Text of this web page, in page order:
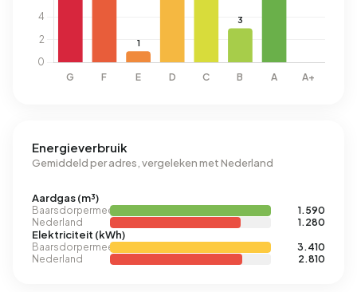
Energieverbruik
Gemiddeld per adres, vergeleken met Nederland
Aardgas (m³)
Baarsdorpermeer
1.590
Nederland
1.280
Elektriciteit (kWh)
Baarsdorpermeer
3.410
Nederland
2.810